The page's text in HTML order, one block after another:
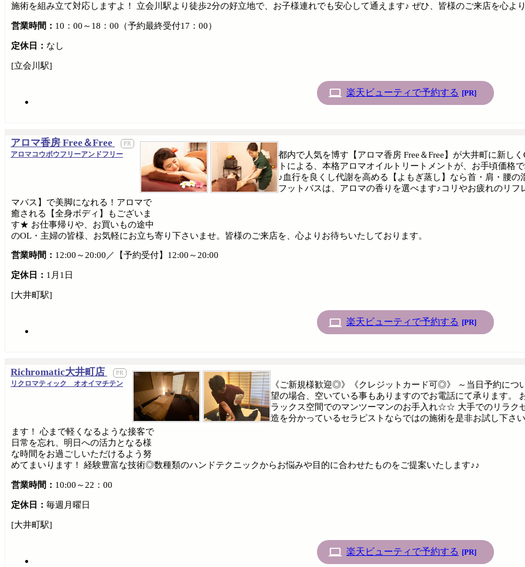
施術を組み立て対応しますよ！ 立会川駅より徒歩2分の好立地で、お子様連れでも安心して通えます♪ ぜひ、皆様のご来店を心よ
営業時間： 10：00～18：00（予約最終受付17：00）
定休日： なし
[立会川駅]
楽天ビューティで予約する [PR]
アロマ香房 Free＆Free
アロマコウボウフリーアンドフリー
都内で人気を博す【アロマ香房 Free＆Free】が大井町に新し
トによる、本格アロマオイルトリートメントが、お手頃価格
♪血行を良くし代謝を高める【よもぎ蒸し】なら首・肩・腰
フットバスは、アロマの香りを選べます♪コリやお疲れのリ
マバス】で美脚になれる！アロマで
癒される【全身ボディ】もございま
す★ お仕事帰りや、お買いもの途中
のOL・主婦の皆様、お気軽にお立ち寄り下さいませ。皆様のご来店を、心よりお待ちいたしております。
営業時間： 12:00～20:00／【予約受付】12:00～20:00
定休日： 1月1日
[大井町駅]
楽天ビューティで予約する [PR]
Richromatic大井町店
リクロマティック オオイマチテン
《ご新規様歓迎◎》《クレジットカード可◎》 ～当日予約につ
望の場合、空いている事もありますのでお電話にて承ります。
ラックス空間でのマンツーマンのお手入れ☆☆ 大手でのリラク
造を分かっているセラピストならではの施術を是非お試し下さ
ます！ 心まで軽くなるような接客で
日常を忘れ、明日への活力となる様
な時間をお過ごしいただけるよう努
めてまいります！ 経験豊富な技術◎数種類のハンドテクニックからお悩みや目的に合わせたものをご提案いたします♪♪
営業時間： 10:00～22：00
定休日： 毎週月曜日
[大井町駅]
楽天ビューティで予約する [PR]